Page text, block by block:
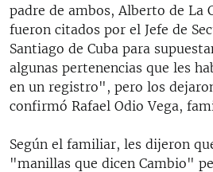
padre de ambos, Alberto de La
fueron citados por el Jefe de
Santiago de Cuba para
algunas pertenencias que les
en un registro", pero los
confirmó Rafael Odio Vega,
Según el familiar, les dijeron
"manillas que dicen Cambio"